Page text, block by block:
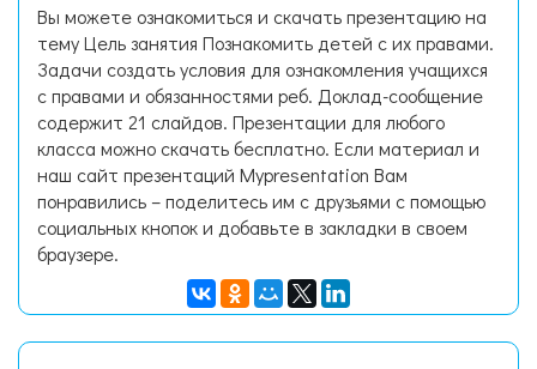
Вы можете ознакомиться и скачать презентацию на
тему Цель занятия Познакомить детей с их правами.
Задачи создать условия для ознакомления учащихся
с правами и обязанностями реб. Доклад-сообщение
содержит 21 слайдов. Презентации для любого
класса можно скачать бесплатно. Если материал и
наш сайт презентаций Mypresentation Вам
понравились – поделитесь им с друзьями с помощью
социальных кнопок и добавьте в закладки в своем
браузере.